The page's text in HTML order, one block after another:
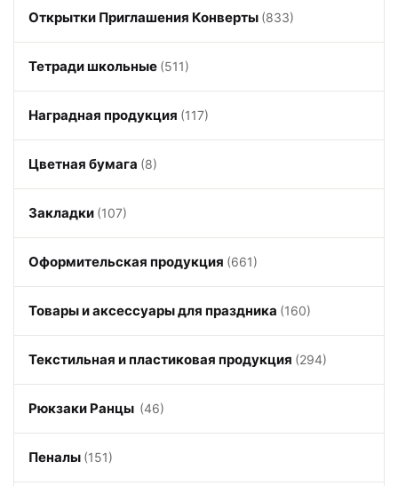
Открытки Приглашения Конверты (833)
Тетради школьные (511)
Наградная продукция (117)
Цветная бумага (8)
Закладки (107)
Оформительская продукция (661)
Товары и аксессуары для праздника (160)
Текстильная и пластиковая продукция (294)
Рюкзаки Ранцы (46)
Пеналы (151)